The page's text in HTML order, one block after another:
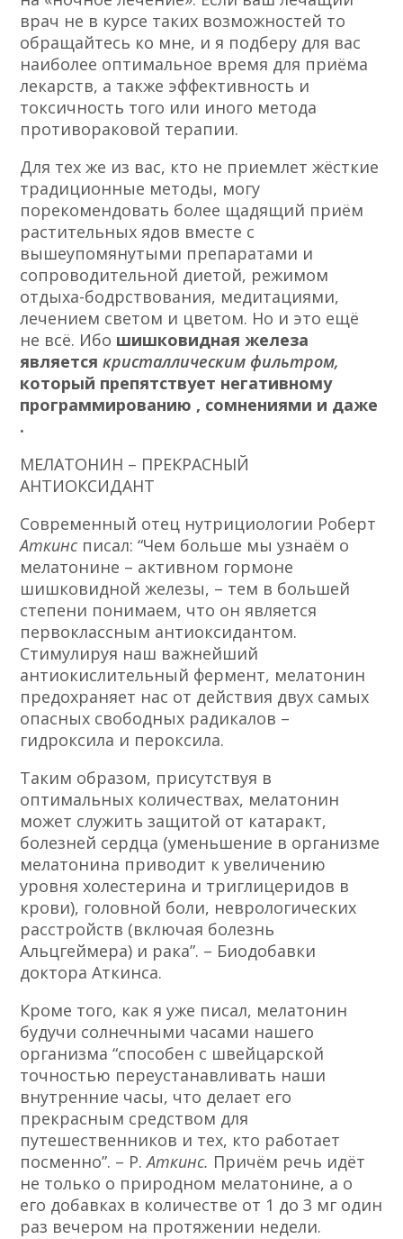
врач не в курсе таких возможностей то
обращайтесь ко мне, и я подберу для вас
наиболее оптимальное время для приёма
лекарств, а также эффективность и
токсичность того или иного метода
противораковой терапии.
Для тех же из вас, кто не приемлет жёсткие
традиционные методы, могу
порекомендовать более щадящий приём
растительных ядов вместе с
вышеупомянутыми препаратами и
сопроводительной диетой, режимом
отдыха-бодрствования, медитациями,
лечением светом и цветом. Но и это ещё
не всё. Ибо шишковидная железа
являетсякристаллическим фильтром,
который препятствует негативному
программированию , сомнениями и даже
.
МЕЛАТОНИН – ПРЕКРАСНЫЙ
АНТИОКСИДАНТ
Современный отец нутрициологии Роберт
Аткинс писал: “Чем больше мы узнаём о
мелатонине – активном гормоне
шишковидной железы, – тем в большей
степени понимаем, что он является
первоклассным антиоксидантом.
Стимулируя наш важнейший
антиокислительный фермент, мелатонин
предохраняет нас от действия двух самых
опасных свободных радикалов –
гидроксила и пероксила.
Таким образом, присутствуя в
оптимальных количествах, мелатонин
может служить защитой от катаракт,
болезней сердца (уменьшение в организме
мелатонина приводит к увеличению
уровня холестерина и триглицеридов в
крови), головной боли, неврологических
расстройств (включая болезнь
Альцгеймера) и рака”. – Биодобавки
доктора Аткинса.
Кроме того, как я уже писал, мелатонин
будучи солнечными часами нашего
организма “способен с швейцарской
точностью переустанавливать наши
внутренние часы, что делает его
прекрасным средством для
путешественников и тех, кто работает
посменно”. – Р.Аткинс. Причём речь идёт
не только о природном мелатонине, а о
его добавках в количестве от 1 до 3 мг один
раз вечером на протяжении недели.